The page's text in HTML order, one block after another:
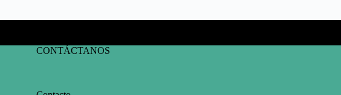
CONTÁCTANOS